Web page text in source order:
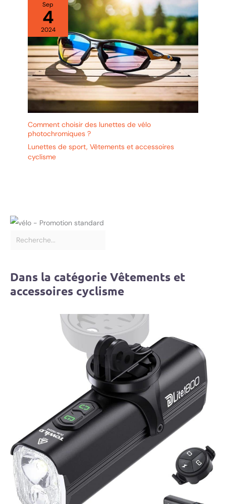
Sep
4
2024
Comment choisir des lunettes de vélo
photochromiques ?
Lunettes de sport, Vêtements et accessoires
cyclisme
Dans la catégorie Vêtements et
accessoires cyclisme